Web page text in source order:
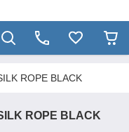
ROPE BLACK
ROPE BLACK